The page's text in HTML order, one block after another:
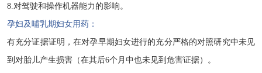
8.对驾驶和操作机器能力的影响。
孕妇及哺乳期妇女用药：
有充分证据证明，在对孕早期妇女进行的充分严格的对照研究中未见
到对胎儿产生损害（在其后6个月中也未见到危害证据）。